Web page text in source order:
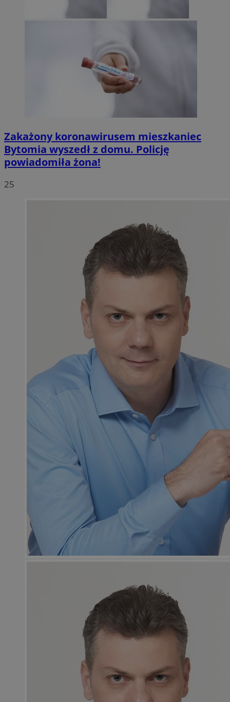
Zakażony koronawirusem mieszkaniec
Bytomia wyszedł z domu. Policję
powiadomiła żona!
25